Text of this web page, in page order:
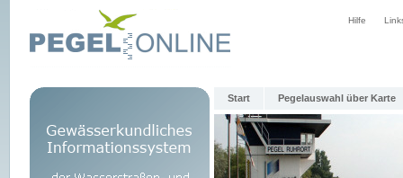
Hilfe
Start Pegelauswahl über Karte